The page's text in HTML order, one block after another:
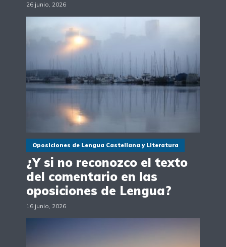
26 junio, 2026
Oposiciones de Lengua Castellana y Literatura
¿Y si no reconozco el texto
del comentario en las
oposiciones de Lengua?
16 junio, 2026